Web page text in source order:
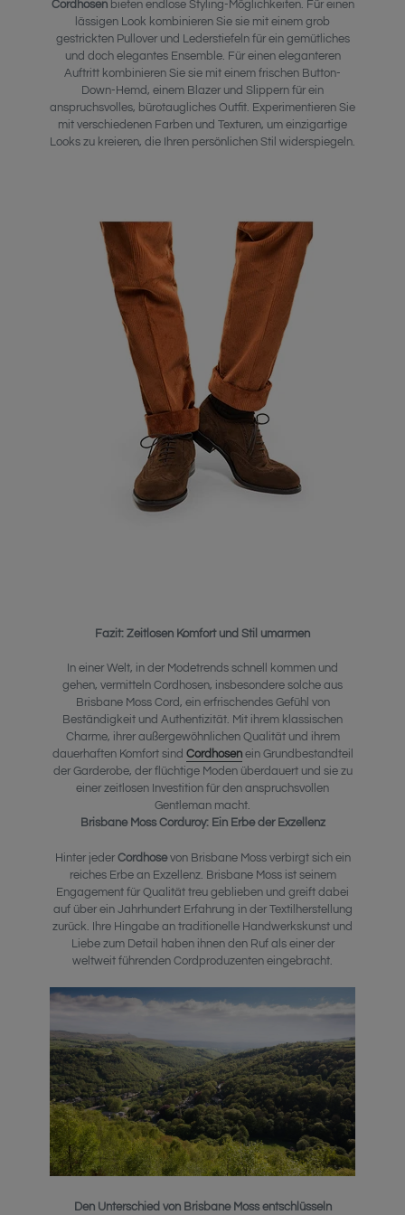
Cordhosenbieten endlose Styling-Möglichkeiten. Für einen
lässigen Look kombinieren Sie sie mit einem grob
gestrickten Pullover und Lederstiefeln für ein gemütliches
und doch elegantes Ensemble. Für einen eleganteren
Auftritt kombinieren Sie sie mit einem frischen Button-
Down-Hemd, einem Blazer und Slippern für ein
anspruchsvolles, bürotaugliches Outfit. Experimentieren Sie
mit verschiedenen Farben und Texturen, um einzigartige
Looks zu kreieren, die Ihren persönlichen Stil widerspiegeln.
Fazit: Zeitlosen Komfort und Stil umarmen
In einer Welt, in der Modetrends schnell kommen und
gehen, vermitteln Cordhosen, insbesondere solche aus
Brisbane Moss Cord, ein erfrischendes Gefühl von
Beständigkeit und Authentizität. Mit ihrem klassischen
Charme, ihrer außergewöhnlichen Qualität und ihrem
dauerhaften Komfort sind Cordhosenein Grundbestandteil
der Garderobe, der flüchtige Moden überdauert und sie zu
einer zeitlosen Investition für den anspruchsvollen
Gentleman macht.
Brisbane Moss Corduroy: Ein Erbe der Exzellenz
Hinter jeder Cordhosevon Brisbane Moss verbirgt sich ein
reiches Erbe an Exzellenz. Brisbane Moss ist seinem
Engagement für Qualität treu geblieben und greift dabei
auf über ein Jahrhundert Erfahrung in der Textilherstellung
zurück. Ihre Hingabe an traditionelle Handwerkskunst und
Liebe zum Detail haben ihnen den Ruf als einer der
weltweit führenden Cordproduzenten eingebracht.
Den Unterschied von Brisbane Moss entschlüsseln